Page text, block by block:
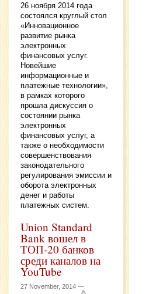
26 ноября 2014 года
состоялся круглый стол
«Инновационное
развитие рынка
электронных
финансовых услуг.
Новейшие
информационные и
платежные технологии»,
в рамках которого
прошла дискуссия о
состоянии рынка
электронных
финансовых услуг, а
также о необходимости
совершенствования
законодательного
регулирования эмиссии и
оборота электронных
денег и работы
платежных систем.
Union Standard
Bank вошел в
ТОП-20 банков
среди каналов на
YouTube
27 November, 2014 —